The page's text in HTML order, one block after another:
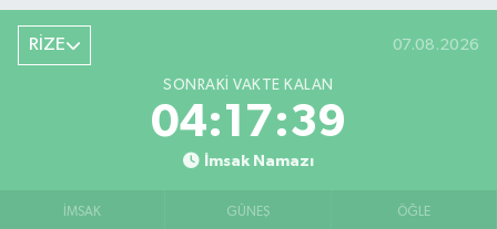
RİZE 07.08.2026
SONRAKI VAKTE KALAN
04:17:38
İmsak Namazı
İMSAK GÜNEŞ ÖĞLE